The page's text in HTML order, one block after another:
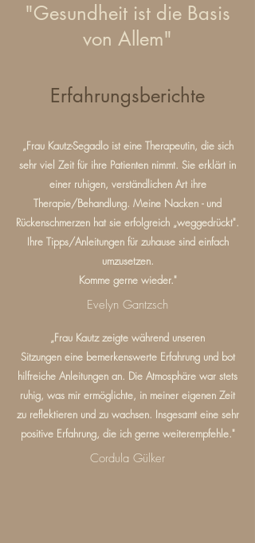
"Gesundheit ist die Basis
von Allem"
Erfahrungsberichte
„Frau Kautz-Segadlo ist eine Therapeutin, die sich
sehr viel Zeit für ihre Patienten nimmt. Sie erklärt in
einer ruhigen, verständlichen Art ihre
Therapie/Behandlung. Meine Nacken - und
Rückenschmerzen hat sie erfolgreich „weggedrückt".
Ihre Tipps/Anleitungen für zuhause sind einfach
umzusetzen.
Komme gerne wieder."
Evelyn Gantzsch
„Frau Kautz zeigte während unseren
Sitzungen eine bemerkenswerte Erfahrung und bot
hilfreiche Anleitungen an. Die Atmosphäre war stets
ruhig, was mir ermöglichte, in meiner eigenen Zeit
zu reflektieren und zu wachsen. Insgesamt eine sehr
positive Erfahrung, die ich gerne weiterempfehle."
Cordula Gülker